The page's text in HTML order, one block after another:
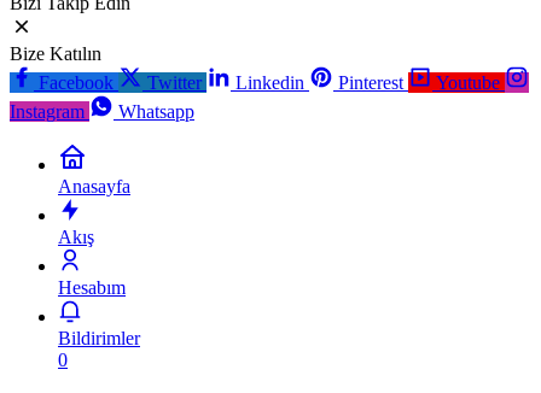
Bize Katılın
Facebook
Twitter Linkedin Pinterest
Youtube
Instagram
Whatsapp
Anasayfa
Akış
Hesabım
Bildirimler
0